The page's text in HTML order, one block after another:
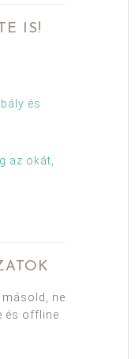
IS!
és
az okát,
ne
és offline